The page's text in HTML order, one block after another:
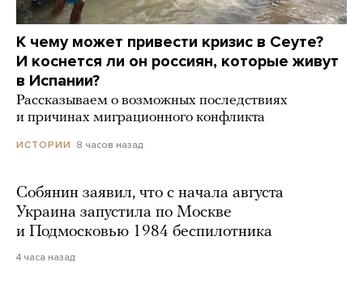
К чему может привести кризис в Сеуте?
И коснется ли он россиян, которые живут
в Испании?
Рассказываем о возможных последствиях
и причинах миграционного конфликта
ИСТОРИИ 8 часов назад
Собянин заявил, что с начала августа
Украина запустила по Москве
и Подмосковью 1984 беспилотника
4 часа назад